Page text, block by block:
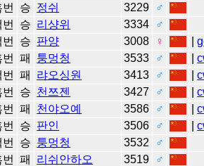
번 승 정쉬 3229
♂
번 승 리샹위 3334
♂
번 승 판양 3008 ♀ |
번 패 퉁멍청 3533 ♂ |
번 패 랴오싱원 3413 ♂ |
번 승 천쯔젠 3427 ♂ |
번 패 천야오예 3586 ♂ |
번 승 판인 3506 ♂ |
번 승 퉁멍청 3532
♂
번 패 리쉬안하오 3519
♂